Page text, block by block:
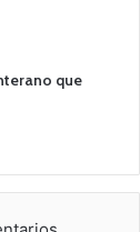
que